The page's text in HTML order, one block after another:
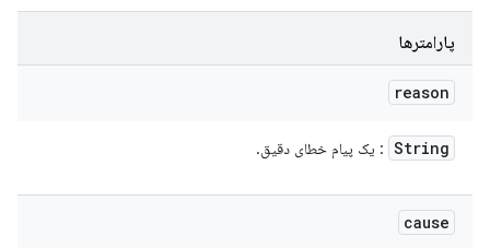
پارامترها
reason
String : یک پیام خطای دقیق.
cause